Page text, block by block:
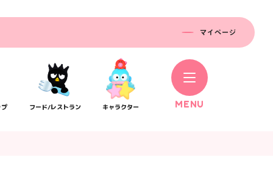
マイページ
MENU
フード/レストラン キャラクター